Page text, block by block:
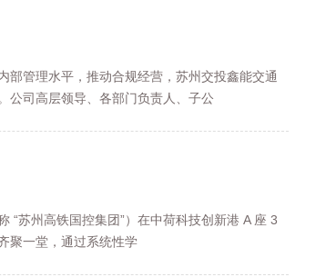
部管理水平，推动合规经营，苏州交投鑫能交通
公司高层领导、各部门负责人、子公
“苏州高铁国控集团”）在中荷科技创新港 A 座 3
聚一堂，通过系统性学